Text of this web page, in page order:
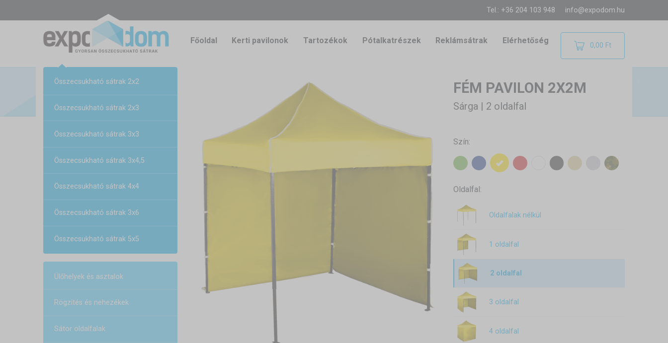
Tel.: +36 204 103 948 info@expodom.hu
Főoldal Kerti pavilonok Tartozékok Pótalkatrészek Reklámsátrak Elérhetőség 0,00 Ft
Összecsukható sátrak 2x2
Összecsukható sátrak 2x3
Összecsukható sátrak 3x3
Összecsukható sátrak 3x4,5
Összecsukható sátrak 4x4
Összecsukható sátrak 3x6
Összecsukható sátrak 5x5
Ülőhelyek és asztalok
Rögzítés és nehezékek
Sátor oldalfalak
FÉM PAVILON 2X2M
Sárga | 2 oldalfal
Szín:
Oldalfal:
Oldalfalak nélkül
1 oldalfal
2 oldalfal
3 oldalfal
4 oldalfal